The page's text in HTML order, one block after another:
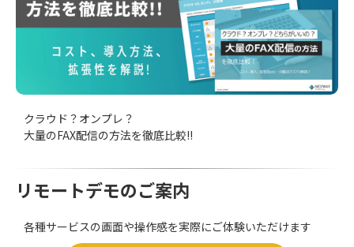
クラウド？オンプレ？
大量のFAX配信の方法を徹底比較!!
リモートデモのご案内
各種サービスの画面や操作感を実際にご体験いただけます